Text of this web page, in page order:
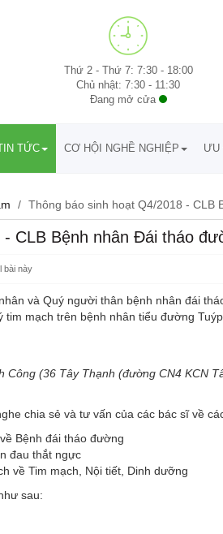
Thứ 2 - Thứ 7: 7:30 - 18:00
Chủ nhật: 7:30 - 11:30
Đang mở cửa
TỨC CƠ HỘI NGHỀ NGHIỆP ƯU
/ Thông báo sinh hoạt Q4/2018 - CLB
CLB Bệnh nhân Đái tháo
bài này
và Quý người thân bệnh nhân đái
tim mạch trên bệnh nhân tiểu đường
(36 Tây Thạnh (đường CN4 KCN
chia sẻ và tư vấn của các bác sĩ về
Bệnh đái tháo đường
đau thắt ngực
về Tim mạch, Nội tiết, Dinh dưỡng
sau: